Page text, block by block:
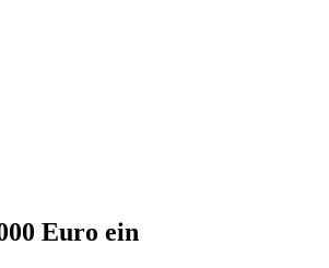
Euro ein